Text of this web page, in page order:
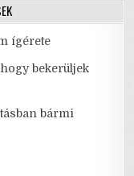
ígérete
bekerüljek
bármi